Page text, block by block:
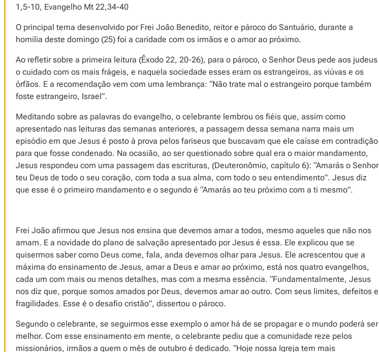
1,5-10, Evangelho Mt 22,34-40
O principal tema desenvolvido por Frei João Benedito, reitor e pároco do Santuário, durante a
homilia deste domingo (25) foi a caridade com os irmãos e o amor ao próximo.
Ao refletir sobre a primeira leitura (Êxodo 22, 20-26), para o pároco, o Senhor Deus pede aos judeus
o cuidado com os mais frágeis, e naquela sociedade esses eram os estrangeiros, as viúvas e os
órfãos. E a recomendação vem com uma lembrança: “Não trate mal o estrangeiro porque também
foste estrangeiro, Israel”.
Meditando sobre as palavras do evangelho, o celebrante lembrou os fiéis que, assim como
apresentado nas leituras das semanas anteriores, a passagem dessa semana narra mais um
episódio em que Jesus é posto à prova pelos fariseus que buscavam que ele caísse em contradição
para que fosse condenado. Na ocasião, ao ser questionado sobre qual era o maior mandamento,
Jesus respondeu com uma passagem das escrituras, (Deuteronômio, capítulo 6): “Amarás o Senhor
teu Deus de todo o seu coração, com toda a sua alma, com todo o seu entendimento”. Jesus diz
que esse é o primeiro mandamento e o segundo é “Amarás ao teu próximo com a ti mesmo”.
Frei João afirmou que Jesus nos ensina que devemos amar a todos, mesmo aqueles que não nos
amam. E a novidade do plano de salvação apresentado por Jesus é essa. Ele explicou que se
quisermos saber como Deus come, fala, anda devemos olhar para Jesus. Ele acrescentou que a
máxima do ensinamento de Jesus, amar a Deus e amar ao próximo, está nos quatro evangelhos,
cada um com mais ou menos detalhes, mas com a mesma essência. “Fundamentalmente, Jesus
nos diz que, porque somos amados por Deus, devemos amar ao outro. Com seus limites, defeitos e
fragilidades. Esse é o desafio cristão”, dissertou o pároco.
Segundo o celebrante, se seguirmos esse exemplo o amor há de se propagar e o mundo poderá ser
melhor. Com esse ensinamento em mente, o celebrante pediu que a comunidade reze pelos
missionários, irmãos a quem o mês de outubro é dedicado. “Hoje nossa Igreja tem mais